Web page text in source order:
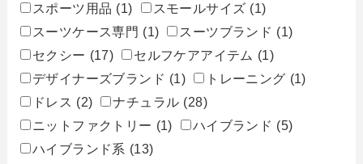
スポーツ用品 (1) スモールサイズ (1)
スーツケース専門 (1) スーツブランド (1)
セクシー (17) セルフケアアイテム (1)
デザイナーズブランド (1) トレーニング (1)
ドレス (2) ナチュラル (28)
ニットファクトリー (1) ハイブランド (5)
ハイブランド系 (13)